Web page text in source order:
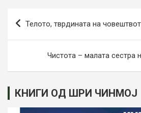
Навигација
на
Телото, тврдината на
Чистота – малата сестра
КНИГИ ОД ШРИ ЧИНМОЈ